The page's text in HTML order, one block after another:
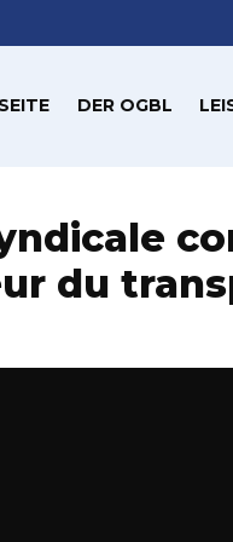
DER OGBL
du